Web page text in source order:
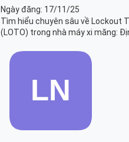
Ngày đăng: 17/11/25
Tìm hiểu chuyên sâu về Lockout
(LOTO) trong nhà máy xi măng:
sách thiết bị LOTO thiết yếu. Giải
trì lò nung, máy nghiền an toàn.